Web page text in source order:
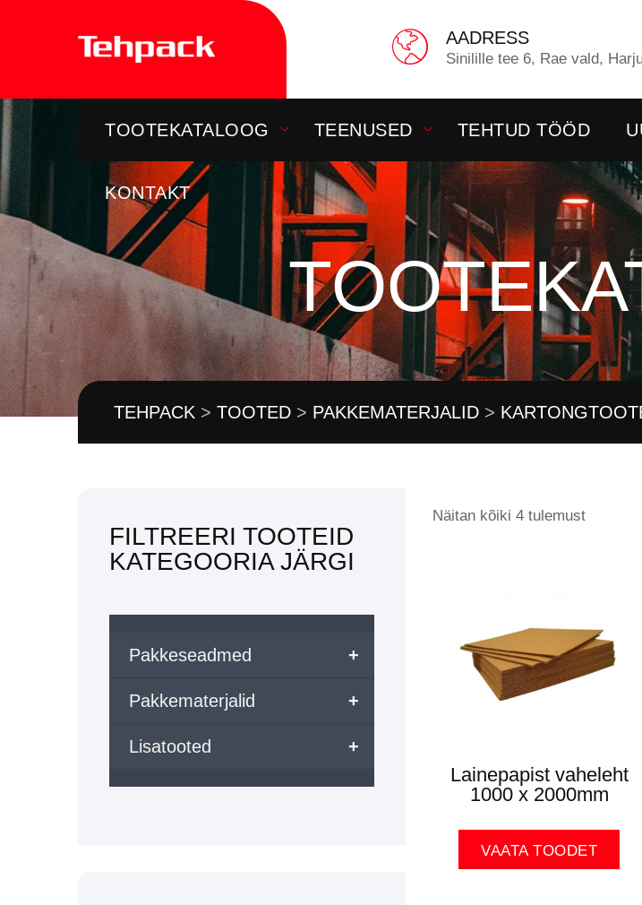
AADRESS
Sinilille tee 6, Rae vald,
TOOTEKATALOOG TEENUSED TEHTUD TÖÖD
KONTAKT
TEHPACK > TOOTED > PAKKEMATERJALID >
Näitan kõiki 4 tulemust
Lainepapist vaheleht
1000 x 2000mm
VAATA TOODET
FILTREERI TOOTEID
KATEGOORIA JÄRGI
+
Pakkeseadmed
+
Pakkematerjalid
+
Lisatooted